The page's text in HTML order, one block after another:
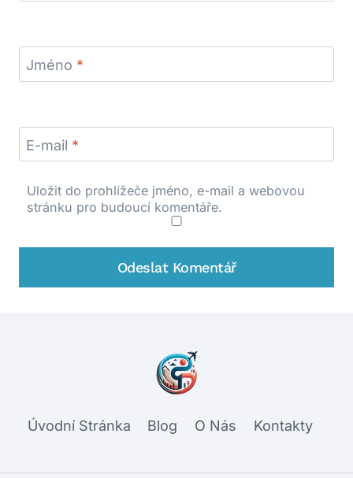
Jméno *
E-mail *
Uložit do prohlížeče jméno, e-mail a webovou
stránku pro budoucí komentáře.
Úvodní Stránka Blog O Nás Kontakty